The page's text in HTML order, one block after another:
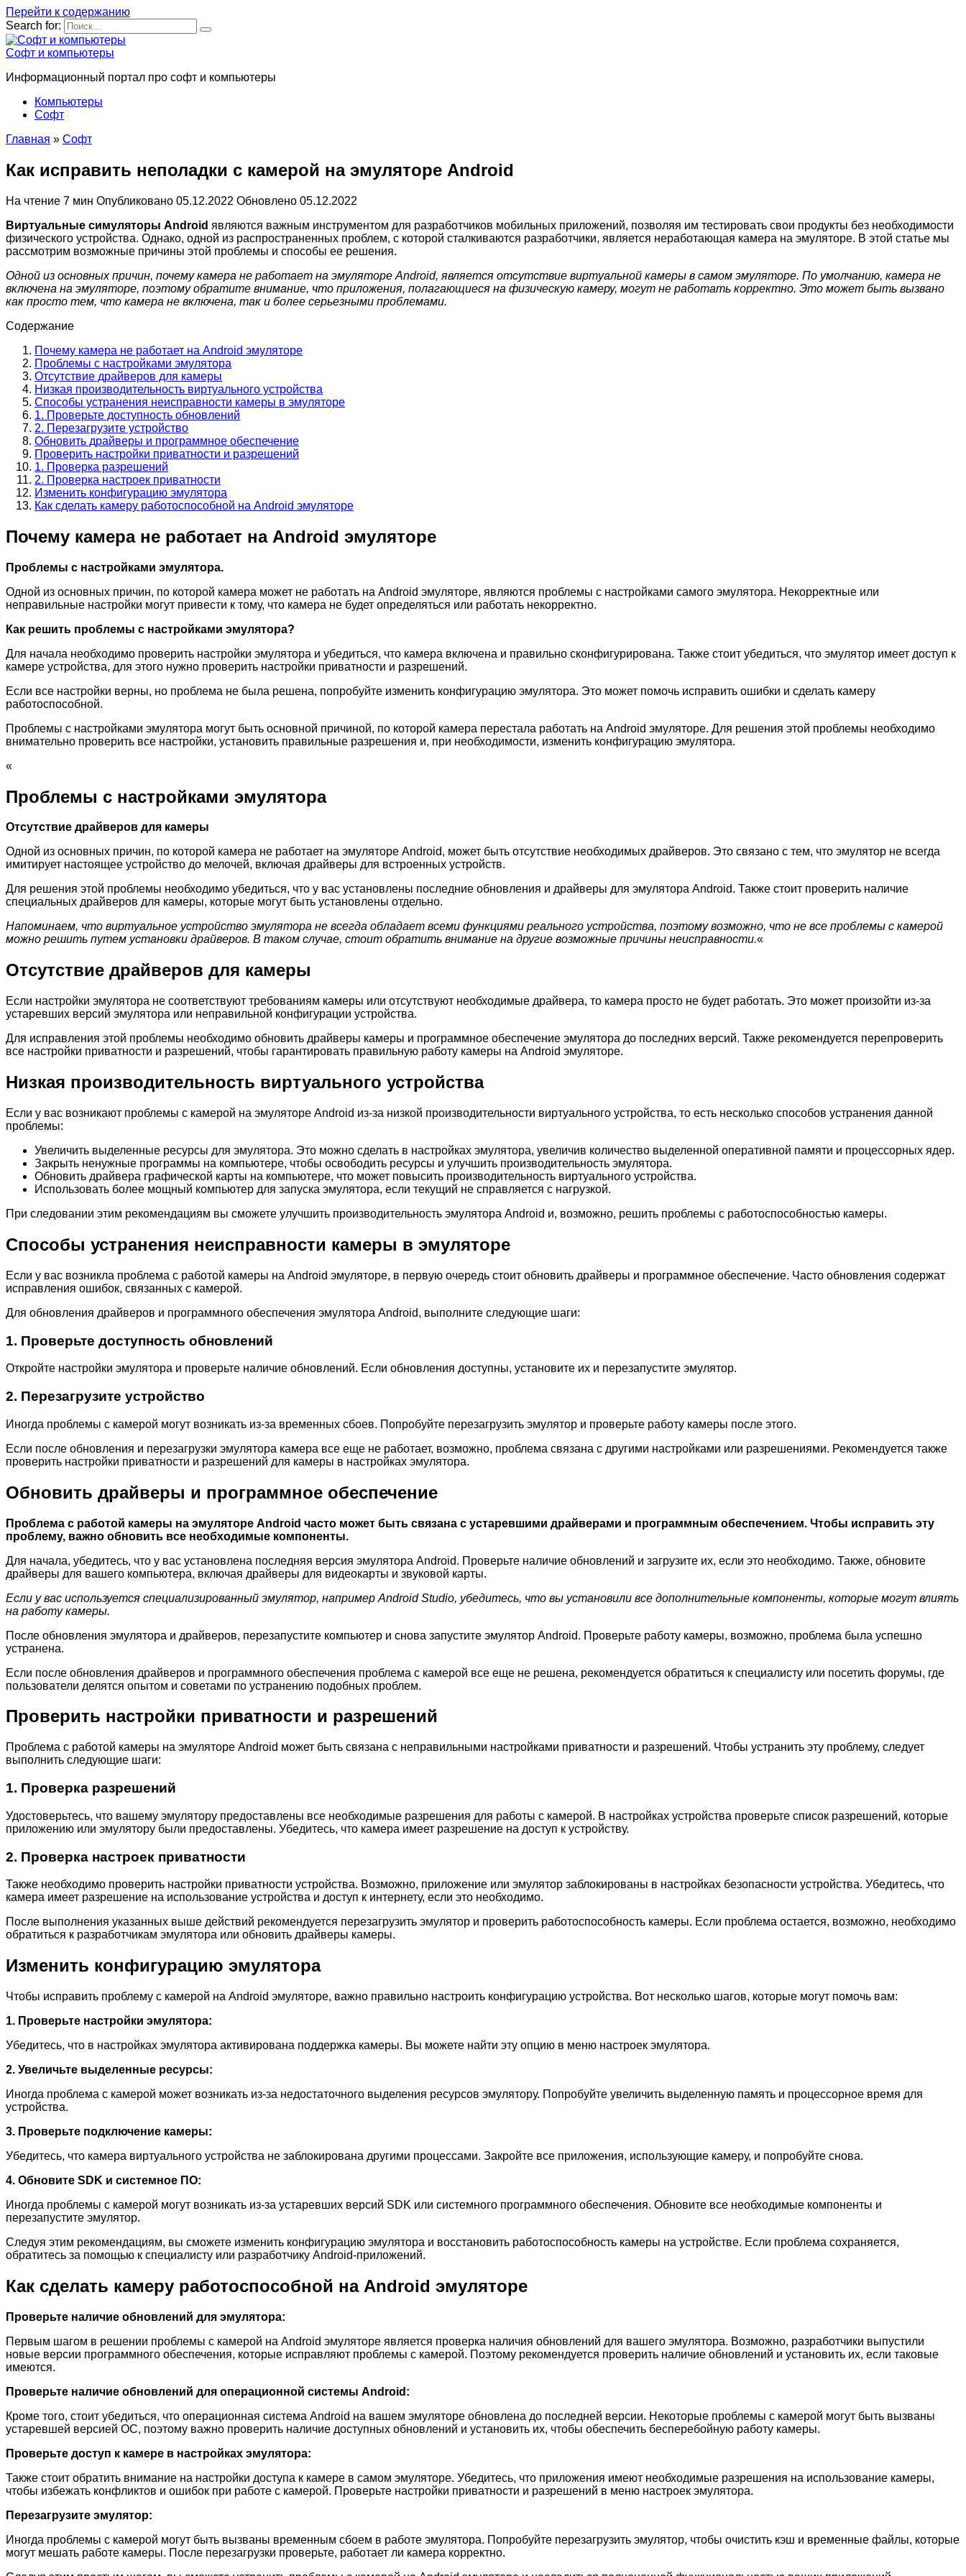
Перейти к содержанию
Search for:
Софт и компьютеры
Информационный портал про софт и компьютеры
Компьютеры
Софт
Главная » Софт
Как исправить неполадки с камерой на эмуляторе Android
На чтение 7 мин Опубликовано 05.12.2022 Обновлено 05.12.2022
Виртуальные симуляторы Android являются важным инструментом для разработчиков мобильных приложений, позволяя им тестировать свои продукты без необходимости
физического устройства. Однако, одной из распространенных проблем, с которой сталкиваются разработчики, является неработающая камера на эмуляторе. В этой статье мы
рассмотрим возможные причины этой проблемы и способы ее решения.
Одной из основных причин, почему камера не работает на эмуляторе Android, является отсутствие виртуальной камеры в самом эмуляторе. По умолчанию, камера не
включена на эмуляторе, поэтому обратите внимание, что приложения, полагающиеся на физическую камеру, могут не работать корректно. Это может быть вызвано
как просто тем, что камера не включена, так и более серьезными проблемами.
Содержание
Почему камера не работает на Android эмуляторе
Проблемы с настройками эмулятора
Отсутствие драйверов для камеры
Низкая производительность виртуального устройства
Способы устранения неисправности камеры в эмуляторе
1. Проверьте доступность обновлений
2. Перезагрузите устройство
Обновить драйверы и программное обеспечение
Проверить настройки приватности и разрешений
1. Проверка разрешений
2. Проверка настроек приватности
Изменить конфигурацию эмулятора
Как сделать камеру работоспособной на Android эмуляторе
Почему камера не работает на Android эмуляторе
Проблемы с настройками эмулятора.
Одной из основных причин, по которой камера может не работать на Android эмуляторе, являются проблемы с настройками самого эмулятора. Некорректные или
неправильные настройки могут привести к тому, что камера не будет определяться или работать некорректно.
Как решить проблемы с настройками эмулятора?
Для начала необходимо проверить настройки эмулятора и убедиться, что камера включена и правильно сконфигурирована. Также стоит убедиться, что эмулятор имеет доступ к
камере устройства, для этого нужно проверить настройки приватности и разрешений.
Если все настройки верны, но проблема не была решена, попробуйте изменить конфигурацию эмулятора. Это может помочь исправить ошибки и сделать камеру
работоспособной.
Проблемы с настройками эмулятора могут быть основной причиной, по которой камера перестала работать на Android эмуляторе. Для решения этой проблемы необходимо
внимательно проверить все настройки, установить правильные разрешения и, при необходимости, изменить конфигурацию эмулятора.
«
Проблемы с настройками эмулятора
Отсутствие драйверов для камеры
Одной из основных причин, по которой камера не работает на эмуляторе Android, может быть отсутствие необходимых драйверов. Это связано с тем, что эмулятор не всегда
имитирует настоящее устройство до мелочей, включая драйверы для встроенных устройств.
Для решения этой проблемы необходимо убедиться, что у вас установлены последние обновления и драйверы для эмулятора Android. Также стоит проверить наличие
специальных драйверов для камеры, которые могут быть установлены отдельно.
Напоминаем, что виртуальное устройство эмулятора не всегда обладает всеми функциями реального устройства, поэтому возможно, что не все проблемы с камерой
можно решить путем установки драйверов. В таком случае, стоит обратить внимание на другие возможные причины неисправности.«
Отсутствие драйверов для камеры
Если настройки эмулятора не соответствуют требованиям камеры или отсутствуют необходимые драйвера, то камера просто не будет работать. Это может произойти из-за
устаревших версий эмулятора или неправильной конфигурации устройства.
Для исправления этой проблемы необходимо обновить драйверы камеры и программное обеспечение эмулятора до последних версий. Также рекомендуется перепроверить
все настройки приватности и разрешений, чтобы гарантировать правильную работу камеры на Android эмуляторе.
Низкая производительность виртуального устройства
Если у вас возникают проблемы с камерой на эмуляторе Android из-за низкой производительности виртуального устройства, то есть несколько способов устранения данной
проблемы:
Увеличить выделенные ресурсы для эмулятора. Это можно сделать в настройках эмулятора, увеличив количество выделенной оперативной памяти и процессорных ядер.
Закрыть ненужные программы на компьютере, чтобы освободить ресурсы и улучшить производительность эмулятора.
Обновить драйвера графической карты на компьютере, что может повысить производительность виртуального устройства.
Использовать более мощный компьютер для запуска эмулятора, если текущий не справляется с нагрузкой.
При следовании этим рекомендациям вы сможете улучшить производительность эмулятора Android и, возможно, решить проблемы с работоспособностью камеры.
Способы устранения неисправности камеры в эмуляторе
Если у вас возникла проблема с работой камеры на Android эмуляторе, в первую очередь стоит обновить драйверы и программное обеспечение. Часто обновления содержат
исправления ошибок, связанных с камерой.
Для обновления драйверов и программного обеспечения эмулятора Android, выполните следующие шаги:
1. Проверьте доступность обновлений
Откройте настройки эмулятора и проверьте наличие обновлений. Если обновления доступны, установите их и перезапустите эмулятор.
2. Перезагрузите устройство
Иногда проблемы с камерой могут возникать из-за временных сбоев. Попробуйте перезагрузить эмулятор и проверьте работу камеры после этого.
Если после обновления и перезагрузки эмулятора камера все еще не работает, возможно, проблема связана с другими настройками или разрешениями. Рекомендуется также
проверить настройки приватности и разрешений для камеры в настройках эмулятора.
Обновить драйверы и программное обеспечение
Проблема с работой камеры на эмуляторе Android часто может быть связана с устаревшими драйверами и программным обеспечением. Чтобы исправить эту
проблему, важно обновить все необходимые компоненты.
Для начала, убедитесь, что у вас установлена последняя версия эмулятора Android. Проверьте наличие обновлений и загрузите их, если это необходимо. Также, обновите
драйверы для вашего компьютера, включая драйверы для видеокарты и звуковой карты.
Если у вас используется специализированный эмулятор, например Android Studio, убедитесь, что вы установили все дополнительные компоненты, которые могут влиять
на работу камеры.
После обновления эмулятора и драйверов, перезапустите компьютер и снова запустите эмулятор Android. Проверьте работу камеры, возможно, проблема была успешно
устранена.
Если после обновления драйверов и программного обеспечения проблема с камерой все еще не решена, рекомендуется обратиться к специалисту или посетить форумы, где
пользователи делятся опытом и советами по устранению подобных проблем.
Проверить настройки приватности и разрешений
Проблема с работой камеры на эмуляторе Android может быть связана с неправильными настройками приватности и разрешений. Чтобы устранить эту проблему, следует
выполнить следующие шаги:
1. Проверка разрешений
Удостоверьтесь, что вашему эмулятору предоставлены все необходимые разрешения для работы с камерой. В настройках устройства проверьте список разрешений, которые
приложению или эмулятору были предоставлены. Убедитесь, что камера имеет разрешение на доступ к устройству.
2. Проверка настроек приватности
Также необходимо проверить настройки приватности устройства. Возможно, приложение или эмулятор заблокированы в настройках безопасности устройства. Убедитесь, что
камера имеет разрешение на использование устройства и доступ к интернету, если это необходимо.
После выполнения указанных выше действий рекомендуется перезагрузить эмулятор и проверить работоспособность камеры. Если проблема остается, возможно, необходимо
обратиться к разработчикам эмулятора или обновить драйверы камеры.
Изменить конфигурацию эмулятора
Чтобы исправить проблему с камерой на Android эмуляторе, важно правильно настроить конфигурацию устройства. Вот несколько шагов, которые могут помочь вам:
1. Проверьте настройки эмулятора:
Убедитесь, что в настройках эмулятора активирована поддержка камеры. Вы можете найти эту опцию в меню настроек эмулятора.
2. Увеличьте выделенные ресурсы:
Иногда проблема с камерой может возникать из-за недостаточного выделения ресурсов эмулятору. Попробуйте увеличить выделенную память и процессорное время для
устройства.
3. Проверьте подключение камеры:
Убедитесь, что камера виртуального устройства не заблокирована другими процессами. Закройте все приложения, использующие камеру, и попробуйте снова.
4. Обновите SDK и системное ПО:
Иногда проблемы с камерой могут возникать из-за устаревших версий SDK или системного программного обеспечения. Обновите все необходимые компоненты и
перезапустите эмулятор.
Следуя этим рекомендациям, вы сможете изменить конфигурацию эмулятора и восстановить работоспособность камеры на устройстве. Если проблема сохраняется,
обратитесь за помощью к специалисту или разработчику Android-приложений.
Как сделать камеру работоспособной на Android эмуляторе
Проверьте наличие обновлений для эмулятора:
Первым шагом в решении проблемы с камерой на Android эмуляторе является проверка наличия обновлений для вашего эмулятора. Возможно, разработчики выпустили
новые версии программного обеспечения, которые исправляют проблемы с камерой. Поэтому рекомендуется проверить наличие обновлений и установить их, если таковые
имеются.
Проверьте наличие обновлений для операционной системы Android:
Кроме того, стоит убедиться, что операционная система Android на вашем эмуляторе обновлена до последней версии. Некоторые проблемы с камерой могут быть вызваны
устаревшей версией ОС, поэтому важно проверить наличие доступных обновлений и установить их, чтобы обеспечить бесперебойную работу камеры.
Проверьте доступ к камере в настройках эмулятора:
Также стоит обратить внимание на настройки доступа к камере в самом эмуляторе. Убедитесь, что приложения имеют необходимые разрешения на использование камеры,
чтобы избежать конфликтов и ошибок при работе с камерой. Проверьте настройки приватности и разрешений в меню настроек эмулятора.
Перезагрузите эмулятор:
Иногда проблемы с камерой могут быть вызваны временным сбоем в работе эмулятора. Попробуйте перезагрузить эмулятор, чтобы очистить кэш и временные файлы, которые
могут мешать работе камеры. После перезагрузки проверьте, работает ли камера корректно.